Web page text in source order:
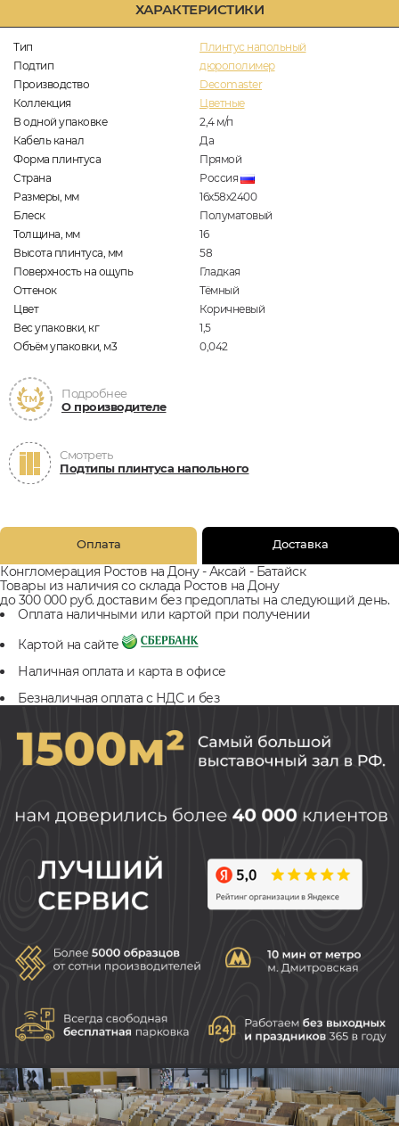
ХАРАКТЕРИСТИКИ
Тип
Плинтус напольный
Подтип
дюрополимер
Производство
Decomaster
Коллекция
Цветные
В одной упаковке
2,4 м/п
Кабель канал
Да
Форма плинтуса
Прямой
Страна
Россия
Размеры, мм
16х58х2400
Блеск
Полуматовый
Толщина, мм
16
Высота плинтуса, мм
58
Поверхность на ощупь
Гладкая
Оттенок
Тёмный
Цвет
Коричневый
Вес упаковки, кг
1,5
Объём упаковки, м3
0,042
Подробнее
О производителе
Смотреть
Подтипы плинтуса напольного
Оплата Доставка
Конгломерация Ростов на Дону - Аксай - Батайск
Товары из наличия со склада Ростов на Дону
до 300 000 руб. доставим без предоплаты на следующий день.
Оплата наличными или картой при получении
Картой на сайте
Наличная оплата и карта в офисе
Безналичная оплата с НДС и без